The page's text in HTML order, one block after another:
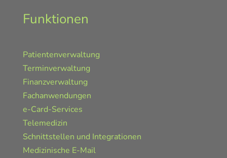
Funktionen
Patientenverwaltung
Terminverwaltung
Finanzverwaltung
Fachanwendungen
e-Card-Services
Telemedizin
Schnittstellen und Integrationen
Medizinische E-Mail